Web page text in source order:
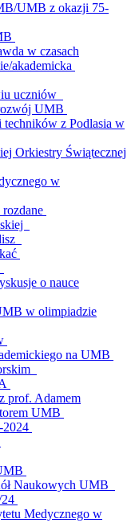
UMB z okazji 75-
w czasach
akademicka
uczniów
UMB
techników z Podlasia w
Orkiestry Świątecznej
w
o nauce
w olimpiadzie
na UMB
prof. Adamem
UMB
2024
Naukowych UMB
Medycznego w